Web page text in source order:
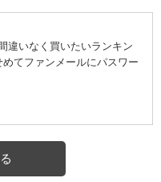
違いなく買いたいランキン
てファンメールにパスワー